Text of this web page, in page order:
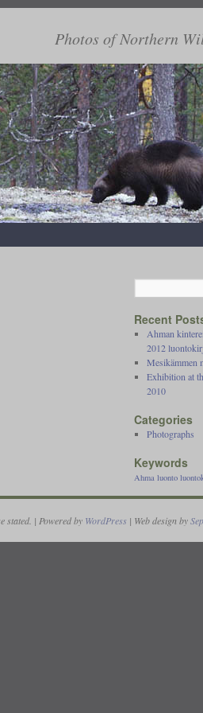
Photos of Northern
Recent
Ahman
2012
Mesikämmen
Exhibition at
2010
Categories
Photographs
Keywords
Ahma luonto
stated. | Powered by WordPress | Web design by